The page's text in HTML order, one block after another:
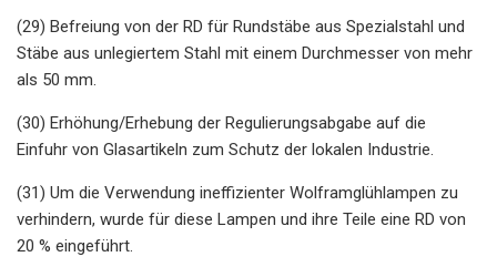
(29) Befreiung von der RD für Rundstäbe aus Spezialstahl und
Stäbe aus unlegiertem Stahl mit einem Durchmesser von mehr
als 50 mm.
(30) Erhöhung/Erhebung der Regulierungsabgabe auf die
Einfuhr von Glasartikeln zum Schutz der lokalen Industrie.
(31) Um die Verwendung ineffizienter Wolframglühlampen zu
verhindern, wurde für diese Lampen und ihre Teile eine RD von
20 % eingeführt.